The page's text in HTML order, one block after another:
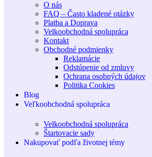
O nás
FAQ – Často kladené otázky
Platba a Doprava
Velkoobchodná spolupráca
Kontakt
Obchodné podmienky
Reklamácie
Odstúpenie od zmluvy
Ochrana osobných údajov
Politika Cookies
Blog
Veľkoobchodná spolupráca
Velkoobchodná spolupráca
Štartovacie sady
Nakupovať podľa životnej témy